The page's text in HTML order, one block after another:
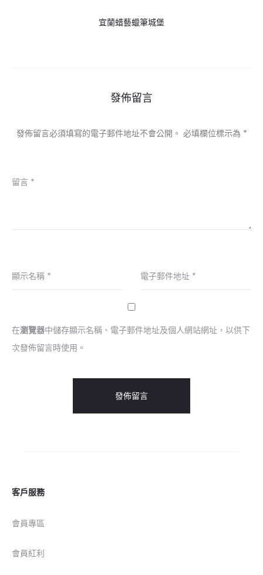
宜蘭蜡藝蠟筆城堡
發佈留言
發佈留言必須填寫的電子郵件地址不會公開。 必填欄位標示為 *
留言 *
顯示名稱 * 電子郵件地址 *
在瀏覽器中儲存顯示名稱、電子郵件地址及個人網站網址，以供下
次發佈留言時使用。
客戶服務
會員專區
會員紅利